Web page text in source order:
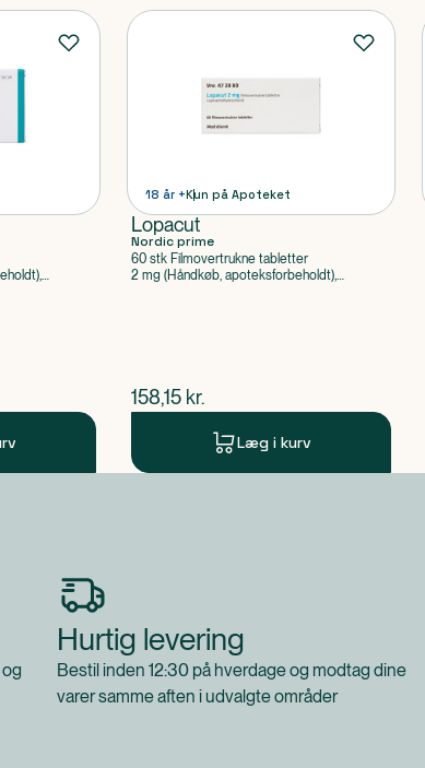
18 år +Kun på Apoteket
Lopacut
Nordic prime
60 stk Filmovertrukne tabletter
2 mg (Håndkøb, apoteksforbeholdt),
$nuværende pris
158,15 kr.
Læg i kurv
Hurtig levering
Bestil inden 12:30 på hverdage og modtag dine
varer samme aften i udvalgte områder